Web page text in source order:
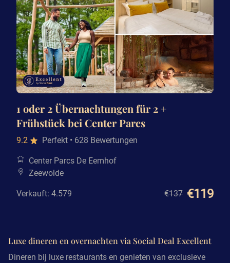
1 oder 2 Übernachtungen für 2 +
Frühstück bei Center Parcs
9.2 Perfekt • 628 Bewertungen
Center Parcs De Eemhof
Zeewolde
Verkauft: 4.579 €137 €119
Luxe dineren en overnachten via Social Deal Excellent
Dineren bij luxe restaurants en genieten van exclusieve